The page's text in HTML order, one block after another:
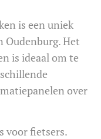
is een uniek
Oudenburg. Het
is ideaal om te
over
voor fietsers.